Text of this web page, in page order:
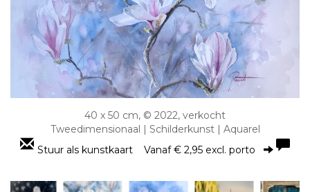
40 x 50 cm, © 2022, verkocht
Tweedimensionaal | Schilderkunst | Aquarel
Stuur als kunstkaart Vanaf € 2,95 excl. porto